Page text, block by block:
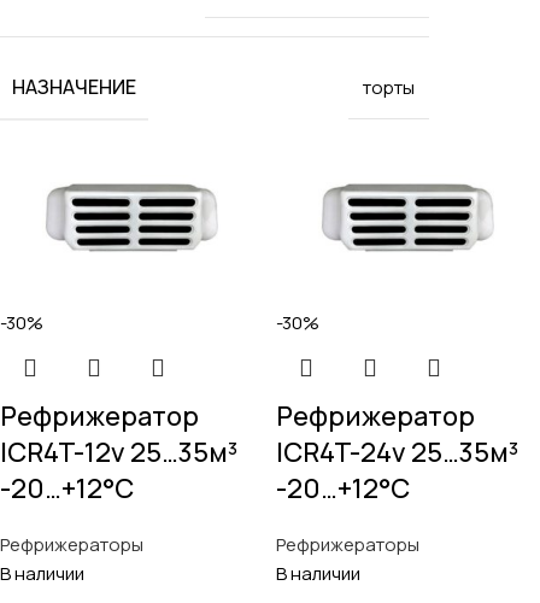
НАЗНАЧЕНИЕ торты
-30%
Рефрижератор
ICR4T-12v 25…35м³
-20…+12°C
Рефрижераторы
В наличии
-30%
Рефрижератор
ICR4T-24v 25…35м³
-20…+12°C
Рефрижераторы
В наличии